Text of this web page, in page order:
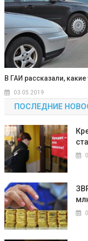
В ГАИ рассказали,
03.05.2019
ПОСЛЕДНИЕ